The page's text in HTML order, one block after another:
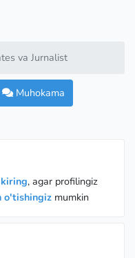
va Jurnalist
Muhokama
, agar profilingiz
o'tishingiz mumkin